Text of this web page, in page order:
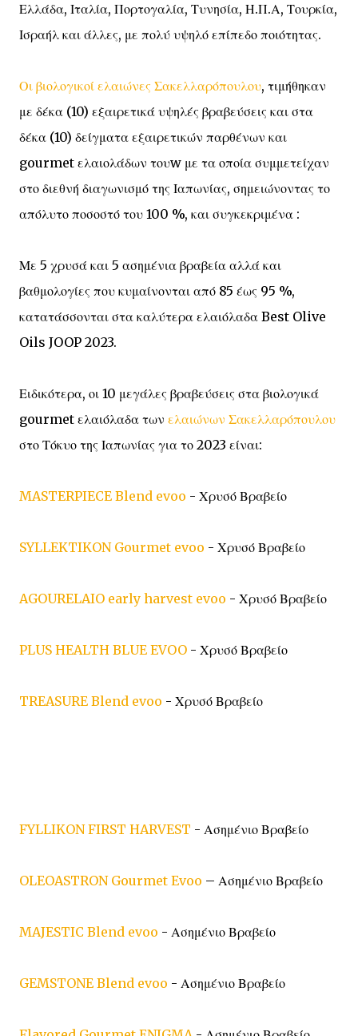
Ελλάδα, Ιταλία, Πορτογαλία, Τυνησία, Η.Π.Α, Τουρκία,
Ισραήλ και άλλες, με πολύ υψηλό επίπεδο ποιότητας.
Οι βιολογικοί ελαιώνες Σακελλαρόπουλου, τιμήθηκαν
με δέκα (10) εξαιρετικά υψηλές βραβεύσεις και στα
δέκα (10) δείγματα εξαιρετικών παρθένων και
gourmet ελαιολάδων τουw με τα οποία συμμετείχαν
στο διεθνή διαγωνισμό της Ιαπωνίας, σημειώνοντας το
απόλυτο ποσοστό του 100 %, και συγκεκριμένα :
Με 5 χρυσά και 5 ασημένια βραβεία αλλά και
βαθμολογίες που κυμαίνονται από 85 έως 95 %,
κατατάσσονται στα καλύτερα ελαιόλαδα Best Olive
Oils JOOP 2023.
Ειδικότερα, οι 10 μεγάλες βραβεύσεις στα βιολογικά
gourmet ελαιόλαδα των ελαιώνων Σακελλαρόπουλου
στο Τόκυο της Ιαπωνίας για το 2023 είναι:
MASTERPIECE Blend evoo - Χρυσό Βραβείο
SYLLEKTIKON Gourmet evoo - Χρυσό Βραβείο
AGOURELAIO early harvest evoo - Χρυσό Βραβείο
PLUS HEALTH BLUE EVOO - Χρυσό Βραβείο
TREASURE Blend evoo - Χρυσό Βραβείο
FYLLIKON FIRST HARVEST - Ασημένιο Βραβείο
OLEOASTRON Gourmet Evoo – Ασημένιο Βραβείο
MAJESTIC Blend evoo - Ασημένιο Βραβείο
GEMSTONE Blend evoo - Ασημένιο Βραβείο